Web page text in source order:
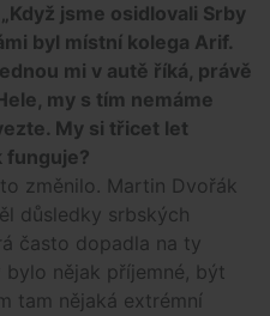
jsme osidlovali Srby
byl místní kolega Arif.
mi v autě říká, právě
my s tím nemáme
My si třicet let
funguje?
změnilo. Martin Dvořák
důsledky srbských
často dopadla na ty
bylo nějak příjemné, být
tam nějaká extrémní